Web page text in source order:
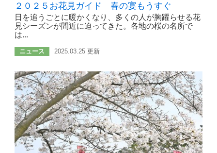
２０２５お花見ガイド 春の宴もうすぐ
日を追うごとに暖かくなり、多くの人が胸躍らせる花
見シーズンが間近に迫ってきた。各地の桜の名所で
は...
ニュース 2025.03.25 更新